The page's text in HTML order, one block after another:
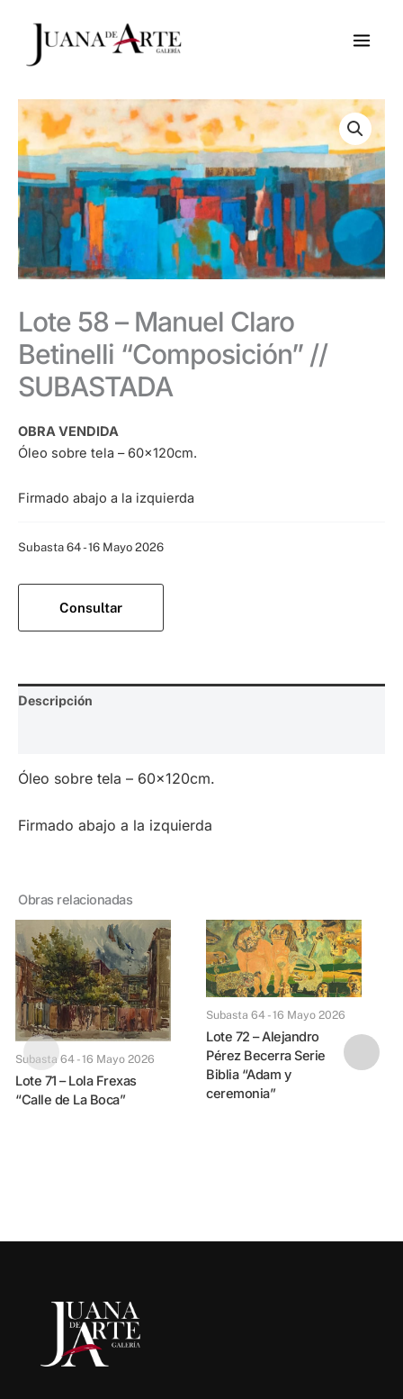
Lote 58 – Manuel Claro
Betinelli “Composición” //
SUBASTADA
OBRA VENDIDA
Óleo sobre tela – 60x120cm.
Firmado abajo a la izquierda
Subasta 64 - 16 Mayo 2026
Consultar
Descripción
Óleo sobre tela – 60x120cm.
Firmado abajo a la izquierda
Obras relacionadas
Subasta 64 - 16 Mayo 2026
Lote 71 – Lola Frexas
“Calle de La Boca”
Subasta 64 - 16 Mayo 2026
Lote 72 – Alejandro
Pérez Becerra Serie
Biblia “Adam y
ceremonia”